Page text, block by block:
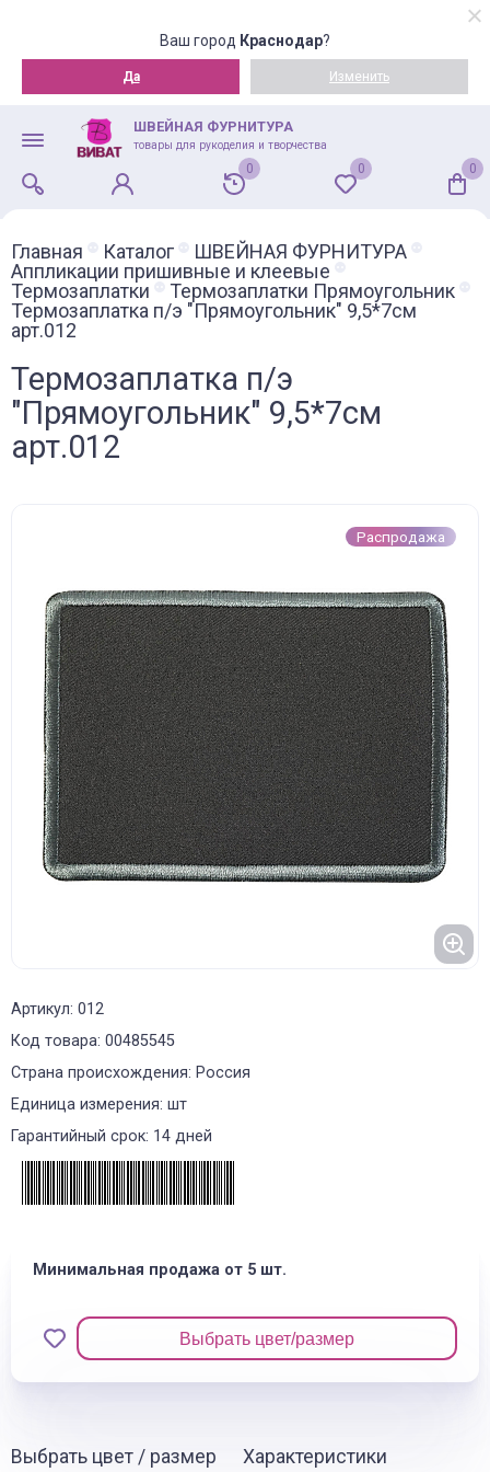
Ваш город Краснодар?
Да Изменить
ШВЕЙНАЯ ФУРНИТУРА
товары для рукоделия и творчества
0 0 0
Главная Каталог
ШВЕЙНАЯ ФУРНИТУРА
Аппликации пришивные и клеевые
Термозаплатки
Термозаплатки Прямоугольник
Термозаплатка п/э "Прямоугольник" 9,5*7см
арт.012
Термозаплатка п/э
"Прямоугольник" 9,5*7см
арт.012
Распродажа
Артикул: 012
Код товара: 00485545
Страна происхождения: Россия
Единица измерения: шт
Гарантийный срок: 14 дней
Минимальная продажа от 5 шт.
Выбрать цвет/размер
Выбрать цвет / размер Характеристики